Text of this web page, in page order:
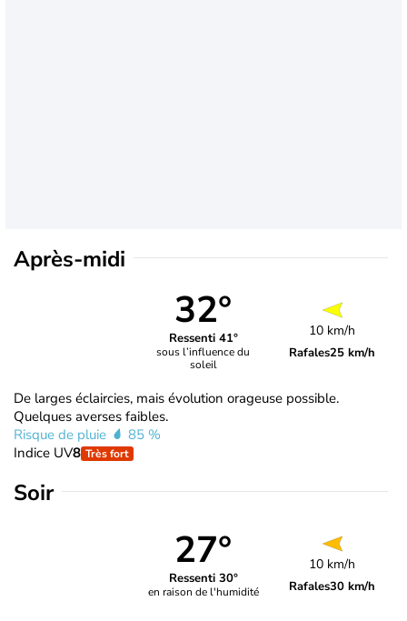
Après-midi
32°
Ressenti 41°
sous l’influence du
soleil
10 km/h
Rafales25 km/h
De larges éclaircies, mais évolution orageuse possible.
Quelques averses faibles.
Risque de pluie
85 %
Indice UV8 Très fort
Soir
27°
Ressenti 30°
en raison de l'humidité
10 km/h
Rafales30 km/h